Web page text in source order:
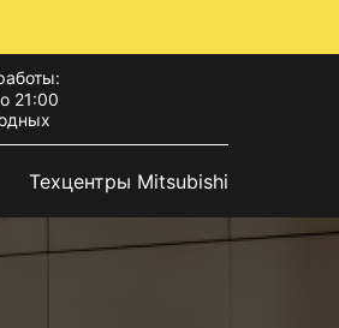
21:00
Техцентры Mitsubishi